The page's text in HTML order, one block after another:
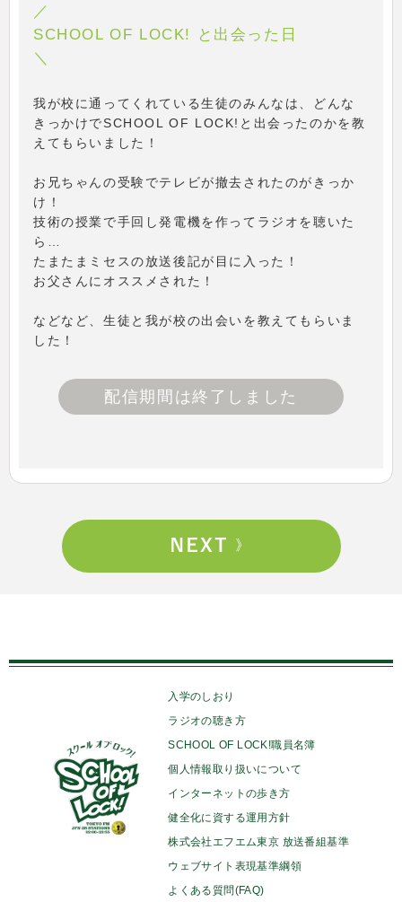
／
SCHOOL OF LOCK! と出会った日
＼
我が校に通ってくれている生徒のみんなは、どんな
きっかけでSCHOOL OF LOCK!と出会ったのかを教
えてもらいました！
お兄ちゃんの受験でテレビが撤去されたのがきっか
け！
技術の授業で手回し発電機を作ってラジオを聴いた
ら…
たまたまミセスの放送後記が目に入った！
お父さんにオススメされた！
などなど、生徒と我が校の出会いを教えてもらいま
した！
配信期間は終了しました
入学のしおり
ラジオの聴き方
SCHOOL OF LOCK!職員名簿
個人情報取り扱いについて
インターネットの歩き方
健全化に資する運用方針
株式会社エフエム東京 放送番組基準
ウェブサイト表現基準綱領
よくある質問(FAQ)